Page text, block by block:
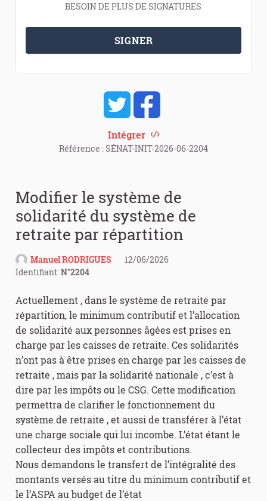
BESOIN DE PLUS DE SIGNATURES
SIGNER
Intégrer
Référence : SÉNAT-INIT-2026-06-2204
Modifier le système de
solidarité du système de
retraite par répartition
Manuel RODRIGUES
12/06/2026
Identifiant:N°2204
Actuellement , dans le système de retraite par
répartition, le minimum contributif et l’allocation
de solidarité aux personnes âgées est prises en
charge par les caisses de retraite. Ces solidarités
n’ont pas à être prises en charge par les caisses de
retraite , mais par la solidarité nationale , c’est à
dire par les impôts ou le CSG. Cette modification
permettra de clarifier le fonctionnement du
système de retraite , et aussi de transférer à l’état
une charge sociale qui lui incombe. L’état étant le
collecteur des impôts et contributions.
Nous demandons le transfert de l’intégralité des
montants versés au titre du minimum contributif et
le l’ASPA au budget de l’état